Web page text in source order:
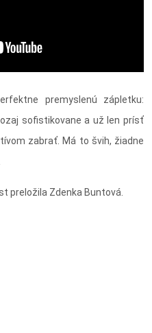
premyslenú zápletku:
sofistikovane a už len prísť
zabrať. Má to švih, žiadne
preložila Zdenka Buntová.